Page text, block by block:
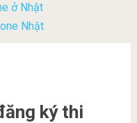
ở Nhật
Nhật
ký thi